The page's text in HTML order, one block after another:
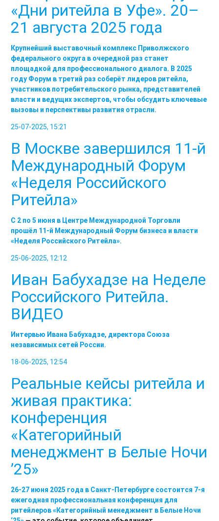
«Дни ритейла в Уфе». 20–
21 августа 2025 года
Крупнейший выставочный комплекс Приволжского
федерального округа в очередной раз станет
площадкой для профессионального диалога. В 2025
году Форум в третий раз соберёт лидеров ритейла,
участников потребительского рынка, представителей
власти и ведущих экспертов, чтобы обсудить ключевые
вызовы и перспективы развития отрасли.
25-07-2025, 15:21
В Москве завершился 11-й
Международный Форум
«Неделя Российского
Ритейла»
С 2 по 5 июня в Центре Международной Торговли
прошёл 11-й Международный Форум бизнеса и власти
«Неделя Российского Ритейла».
25-06-2025, 12:12
Иван Бабухадзе на Неделе
Российского Ритейла.
ВИДЕО
Интервью Ивана Бабухадзе, директора Союза
независимых сетей России.
18-06-2025, 12:54
Реальные кейсы ритейла и
живая практика:
конференция
«Категорийный
менеджмент в Белые Ночи
’25»
26-27 июня 2025 года в Санкт-Петербурге состоится 7-я
ежегодная профессиональная конференция для
ритейлеров«Категорийный менеджмент в Белые Ночи